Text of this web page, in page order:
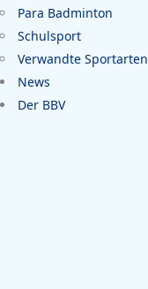
Para Badminton
Schulsport
Verwandte Sportarten
News
Der BBV